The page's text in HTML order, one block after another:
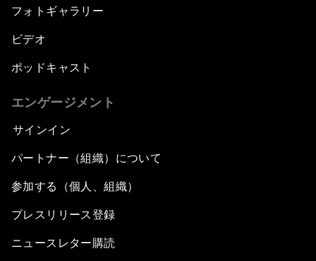
フォトギャラリー
ビデオ
ポッドキャスト
エンゲージメント
サインイン
パートナー（組織）について
参加する（個人、組織）
プレスリリース登録
ニュースレター購読